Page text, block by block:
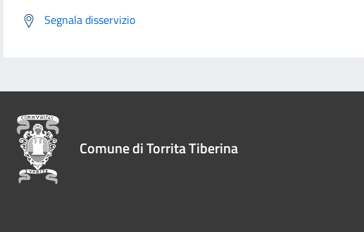
Segnala disservizio
Comune di Torrita Tiberina